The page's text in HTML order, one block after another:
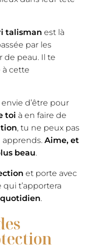
talisman est là
par les
de peau. Il te
à cette
d’être pour
toi à en faire de
, tu ne peux pas
apprends. Aime, et
beau.
et porte avec
t’apportera
.